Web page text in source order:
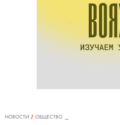
НОВОСТИ
ОБЩЕСТВО